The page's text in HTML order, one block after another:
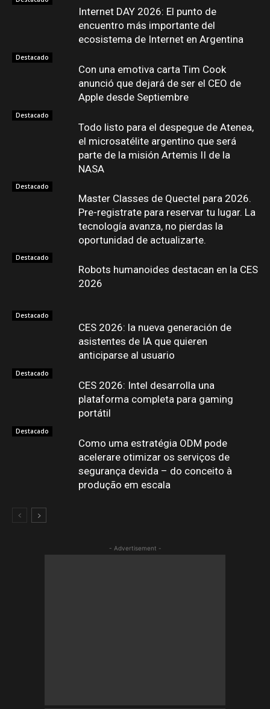
Internet DAY 2026: El punto de
encuentro más importante del
ecosistema de Internet en Argentina
Destacado
Con una emotiva carta Tim Cook
anunció que dejará de ser el CEO de
Apple desde Septiembre
Destacado
Todo listo para el despegue de Atenea,
el microsatélite argentino que será
parte de la misión Artemis II de la
NASA
Destacado
Master Classes de Quectel para 2026.
Pre-registrate para reservar tu lugar. La
tecnología avanza, no pierdas la
oportunidad de actualizarte.
Destacado
Robots humanoides destacan en la CES
2026
Destacado
CES 2026: la nueva generación de
asistentes de IA que quieren
anticiparse al usuario
Destacado
CES 2026: Intel desarrolla una
plataforma completa para gaming
portátil
Destacado
Como uma estratégia ODM pode
acelerare otimizar os serviços de
segurança devida – do conceito à
produção em escala
- Advertisement -